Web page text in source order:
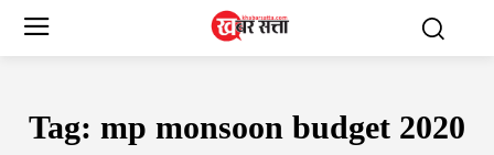
Tag: mp monsoon budget 2020